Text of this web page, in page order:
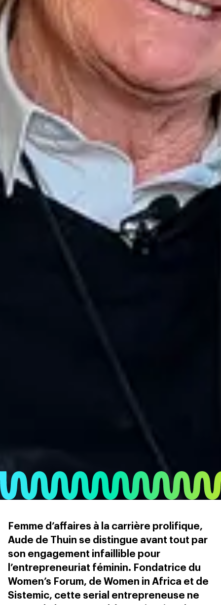
Femme d’affaires à la carrière prolifique,
Aude de Thuin se distingue avant tout par
son engagement infaillible pour
l’entrepreneuriat féminin. Fondatrice du
Women’s Forum, de Women in Africa et de
Sistemic, cette serial entrepreneuse ne